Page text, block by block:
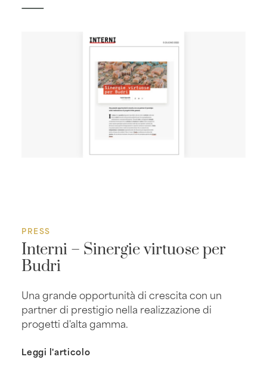
PRESS
Interni – Sinergie virtuose per
Budri
Una grande opportunità di crescita con un
partner di prestigio nella realizzazione di
progetti d'alta gamma.
Leggi l'articolo